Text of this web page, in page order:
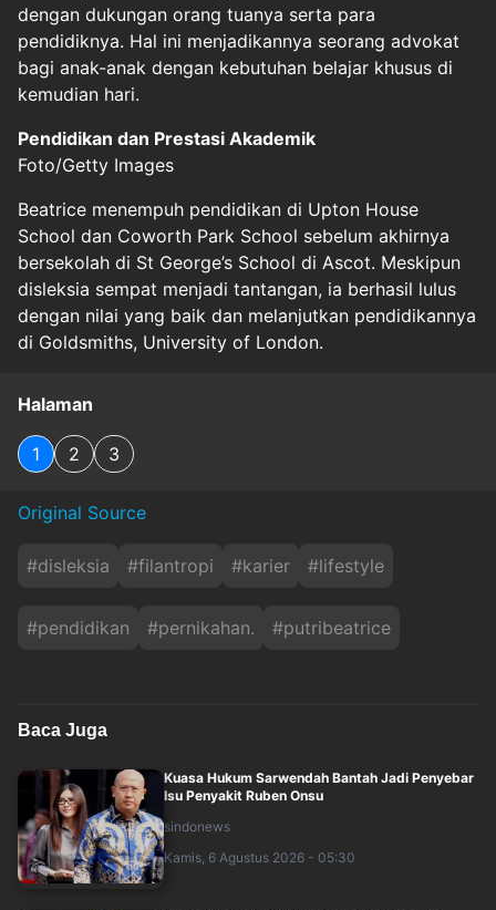
dengan dukungan orang tuanya serta para
pendidiknya. Hal ini menjadikannya seorang advokat
bagi anak-anak dengan kebutuhan belajar khusus di
kemudian hari.
Pendidikan dan Prestasi Akademik
Foto/Getty Images
Beatrice menempuh pendidikan di Upton House
School dan Coworth Park School sebelum akhirnya
bersekolah di St George’s School di Ascot. Meskipun
disleksia sempat menjadi tantangan, ia berhasil lulus
dengan nilai yang baik dan melanjutkan pendidikannya
di Goldsmiths, University of London.
Halaman
1 2 3
Original Source
#disleksia #filantropi #karier #lifestyle
#pendidikan #pernikahan. #putribeatrice
Baca Juga
Kuasa Hukum Sarwendah Bantah Jadi Penyebar
Isu Penyakit Ruben Onsu
sindonews
Kamis, 6 Agustus 2026 - 05:30